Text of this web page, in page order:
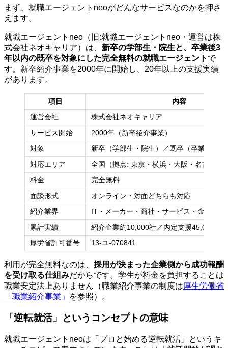
まず、就職エージェントneoがどんなサービスなのかを押さ
えます。
就職エージェントneo（旧:就職エージェントneo・運営は株
式会社ネオキャリア）は、 新卒の学部生・院生と、卒業後3
年以内の既卒を対象にした完全無料の就職エージェント で
す。新卒紹介事業を2000年に開始し、20年以上の支援実績
があります。
項目 内容
運営会社 株式会社ネオキャリア
サービス開始 2000年（新卒紹介事業）
対象 新卒（学部生・院生）／既卒（卒業後3年
対応エリア 全国（拠点: 東京・横浜・大阪・名古屋・
料金 完全無料
面談形式 オンライン・対面どちらも対応
紹介業界 IT・メーカー・商社・サービス・金融など
累計実績 紹介企業約10,000社／内定支援45,000件
厚労省許可番号 13-ユ-070841
利用が完全無料なのは、 採用が決まった企業側から成功報酬
を受け取る仕組みだからです。学生が料金を負担することは
職業安定法上ありません（職業紹介事業の制度は厚生労働省
「職業紹介事業」
を参照）。
「逆転就活」というコンセプトの意味
就職エージェントneoは「プロと始める逆転就活」というキ